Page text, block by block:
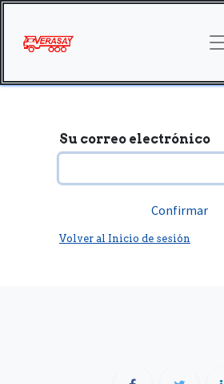
Su correo electrónico
Confirmar
Volver al Inicio de sesión